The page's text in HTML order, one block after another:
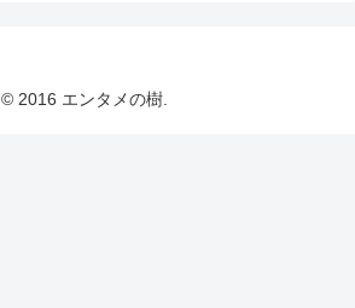
© 2016 エンタメの樹.